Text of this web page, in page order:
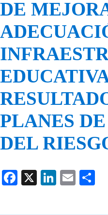
DE
PLANES
DEL
F
X
Li
E